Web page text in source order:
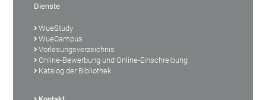
Dienste
WueStudy
WueCampus
Vorlesungsverzeichnis
Online-Bewerbung und Online-Einschreibung
Katalog der Bibliothek